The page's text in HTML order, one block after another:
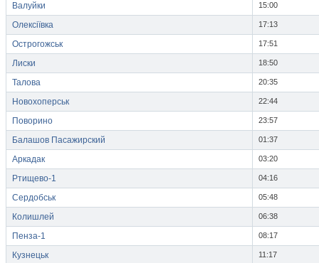
Валуйки 15:00
Олексіївка 17:13
Острогожськ 17:51
Лиски 18:50
Талова 20:35
Новохоперськ 22:44
Поворино 23:57
Балашов Пасажирский 01:37
Аркадак 03:20
Ртищево-1 04:16
Сердобськ 05:48
Колишлей 06:38
Пенза-1 08:17
Кузнецьк 11:17